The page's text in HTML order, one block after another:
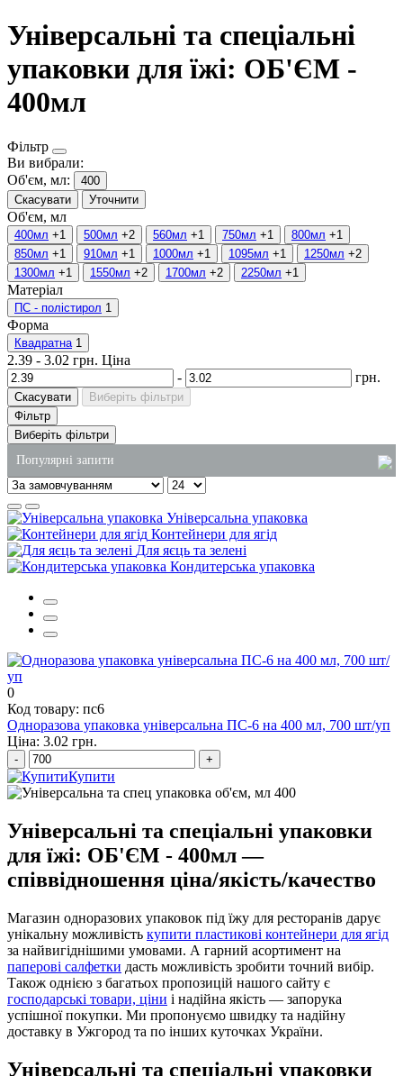
Універсальні та спеціальні
упаковки для їжі: ОБ'ЄМ -
400мл
Фільтр
Ви вибрали:
Об'єм, мл:
400
Скасувати
Уточнити
Об'єм, мл
400мл +1 500мл +2 560мл +1 750мл +1 800мл +1
850мл +1 910мл +1 1000мл +1 1095мл +1 1250мл +2
1300мл +1 1550мл +2 1700мл +2 2250мл +1
Матеріал
ПС - полістирол 1
Форма
Квадратна 1
2.39 - 3.02 грн. Ціна
-
грн.
Скасувати
Виберіть фільтри
Фільтр
Виберіть фільтри
Популярні запити
лоток для ягід купити
одноразове столове приладдя
стакани пластикові одноразові купити
серветки столові
одноразові супниці
Універсальна упаковка
Контейнери для ягід
Для яєць та зелені
Кондитерська упаковка
0
Код товару: пс6
Одноразова упаковка універсальна ПС-6 на 400 мл, 700 шт/уп
Ціна: 3.02 грн.
- +
Купити
Універсальні та спеціальні упаковки
для їжі: ОБ'ЄМ - 400мл —
співвідношення ціна/якість/качество
Магазин одноразових упаковок під їжу для ресторанів дарує
унікальну можливість купити пластикові контейнери для ягід
за найвигіднішими умовами. А гарний асортимент на
паперові салфетки дасть можливість зробити точний вибір.
Також однією з багатьох пропозицій нашого сайту є
господарські товари, ціни і надійна якість — запорука
успішної покупки. Ми пропонуємо швидку та надійну
доставку в Ужгород та по інших куточках України.
Універсальні та спеціальні упаковки